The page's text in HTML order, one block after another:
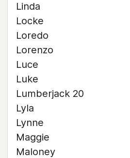
Linda
Locke
Loredo
Lorenzo
Luce
Luke
Lumberjack 20
Lyla
Lynne
Maggie
Maloney